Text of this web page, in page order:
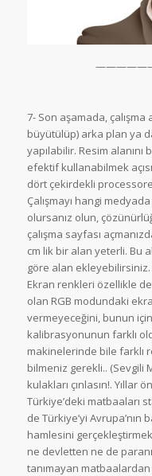
7- Son aşamada,
büyütülüp) arka plan ya
yapılabilir. Resim alanını
efektif kullanabilmek
dört çekirdekli
Çalışmayı hangi
olursanız olun,
çalışma sayfası
cm lik bir alan yeterli. Bu
göre alan
Ekran renkleri özellikle
olan RGB modundaki
vermeyeceğini, bunun
kalibrasyonunun farklı
makinelerinde bile farklı
bilmeniz gerekli.. (Sevgili
kulakları çınlasın!.
Türkiye’deki matbaaları
de Türkiye’yi
hamlesini
ne devletten ne de
tanımayan matbaalardan